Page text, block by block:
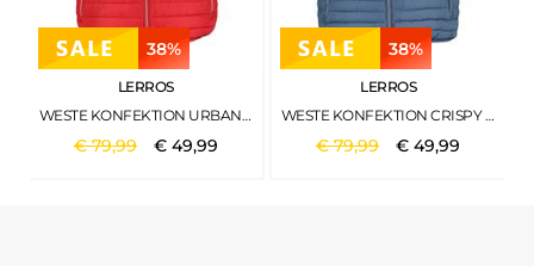
38%
LERROS
WESTE KONFEKTION URBAN RED
€79,99 € 49,99
38%
LERROS
WESTE KONFEKTION CRISPY BLUE
€79,99 €49,99